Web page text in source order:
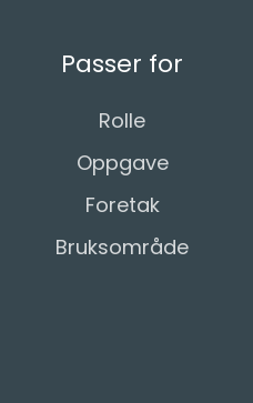
Passer for
Rolle
Oppgave
Foretak
Bruksområde